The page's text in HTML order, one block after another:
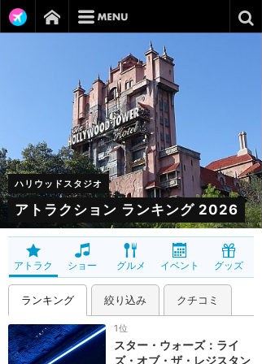
ハリウッドスタジオ
アトラクション ランキング 2026
アトラク ショー グルメ イベント グッズ
ランキング 絞り込み クチコミ
1位
スター・ウォーズ：ライ
ズ・オブ・ザ・レジスタン